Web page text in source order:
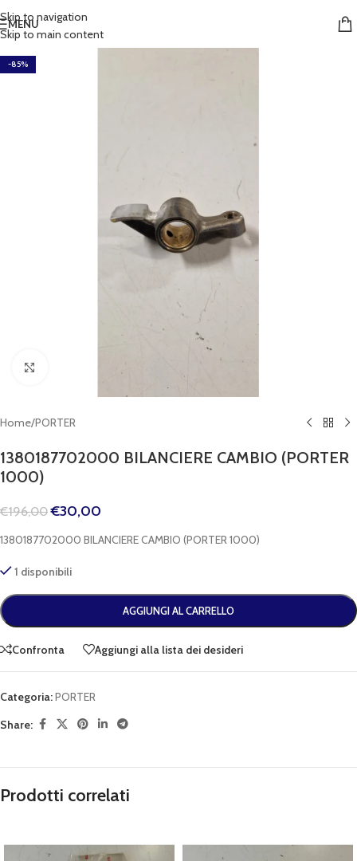
Skip to navigation
Skip to main content
MENU
-85%
Home/PORTER
1380187702000 BILANCIERE CAMBIO (PORTER
1000)
€196,00 €30,00
1380187702000 BILANCIERE CAMBIO (PORTER 1000)
1 disponibili
AGGIUNGI AL CARRELLO
Confronta Aggiungi alla lista dei desideri
Categoria:PORTER
Share:
Prodotti correlati